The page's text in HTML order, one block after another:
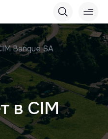
Banque SA
в CIM